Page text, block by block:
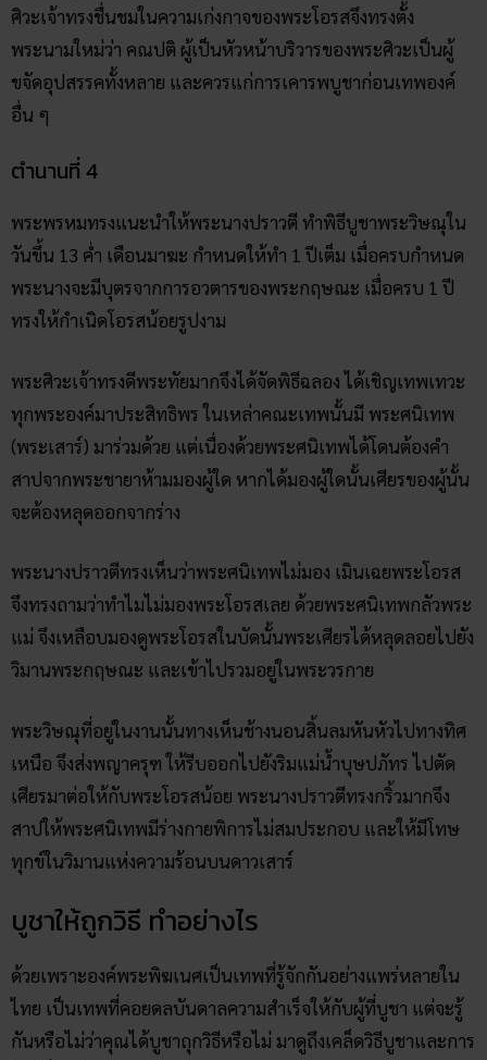
ศิวะเจ้าทรงชื่นชมในความเก่งกาจของพระโอรสจึงทรงตั้ง
พระนามใหม่ว่า คณปติ ผู้เป็นหัวหน้าบริวารของพระศิวะเป็นผู้
ขจัดอุปสรรคทั้งหลาย และควรแก่การเคารพบูชาก่อนเทพองค์
อื่น ๆ
ตำนานที่ 4
พระพรหมทรงแนะนำให้พระนางปราวตี ทำพิธีบูชาพระวิษณุใน
วันขึ้น 13 ค่ำ เดือนมาฆะ กำหนดให้ทำ 1 ปีเต็ม เมื่อครบกำหนด
พระนางจะมีบุตรจากการอวตารของพระกฤษณะ เมื่อครบ 1 ปี
ทรงให้กำเนิดโอรสน้อยรูปงาม
พระศิวะเจ้าทรงดีพระทัยมากจึงได้จัดพิธีฉลอง ได้เชิญเทพเทวะ
ทุกพระองค์มาประสิทธิพร ในเหล่าคณะเทพนั้นมี พระศนิเทพ
(พระเสาร์) มาร่วมด้วย แต่เนื่องด้วยพระศนิเทพได้โดนต้องคำ
สาปจากพระชายาห้ามมองผู้ใด หากได้มองผู้ใดนั้นเศียรของผู้นั้น
จะต้องหลุดออกจากร่าง
พระนางปราวตีทรงเห็นว่าพระศนิเทพไม่มอง เมินเฉยพระโอรส
จึงทรงถามว่าทำไมไม่มองพระโอรสเลย ด้วยพระศนิเทพกลัวพระ
แม่ จึงเหลือบมองดูพระโอรสในบัดนั้นพระเศียรได้หลุดลอยไปยัง
วิมานพระกฤษณะ และเข้าไปรวมอยู่ในพระวรกาย
พระวิษณุที่อยู่ในงานนั้นทางเห็นช้างนอนสิ้นลมหันหัวไปทางทิศ
เหนือ จึงส่งพญาครุฑ ให้รีบออกไปยังริมแม่น้ำบุษปภัทร ไปตัด
เศียรมาต่อให้กับพระโอรสน้อย พระนางปราวตีทรงกริ้วมากจึง
สาปให้พระศนิเทพมีร่างกายพิการไม่สมประกอบ และให้มีโทษ
ทุกข์ในวิมานแห่งความร้อนบนดาวเสาร์
บูชาให้ถูกวิธี ทำอย่างไร
ด้วยเพราะองค์พระพิฆเนศเป็นเทพที่รู้จักกันอย่างแพร่หลายใน
ไทย เป็นเทพที่คอยดลบันดาลความสำเร็จให้กับผู้ที่บูชา แต่จะรู้
กันหรือไม่ว่าคุณได้บูชาถุกวิธีหรือไม่ มาดูถึงเคล็ดวิธีบูชาและการ